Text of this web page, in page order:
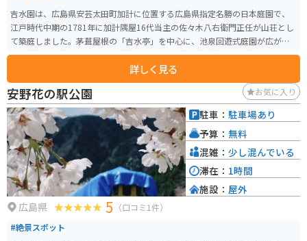
吉水園は、広島県安芸太田町加計に位置する広島県指定名勝の日本庭園で、
江戸時代中期の1781年に加計隅屋16代当主の佐々木八右衛門正任が山荘とし
て築庭しました。茅葺屋根の「吉水亭」を中心に、池泉回遊式庭園が広が
り、遠望には太田川と山並みが望める美しい景観が特徴です。著名な俳人や
作家も訪れたこの庭園は、毎年6月と11月に一般公開され、春には県の天然記
念物「モリアオガエル」、秋には紅葉の名所として多くの人々が訪れます。
公開時期には、歴史的建造物とともに四季折々の自然美を楽しめる貴重な機
会となっています。
詳しく見る
安野花の駅公園 お気に入り
広島県 5 （口コミ1件）
#絶景スポット
駐車： 駐車場あり
予算： 無料
混雑： 少し混んでいる
滞在： 1時間
施設： 屋外